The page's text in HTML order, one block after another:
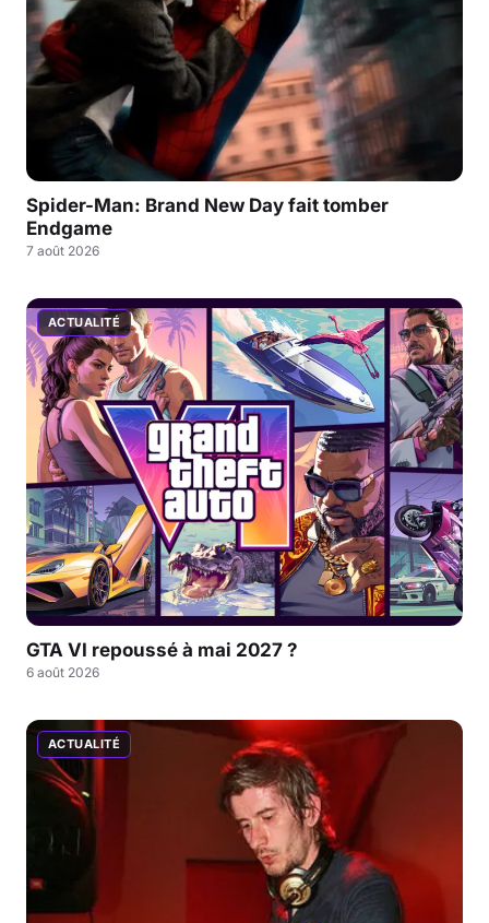
Spider-Man: Brand New Day fait tomber
Endgame
7 août 2026
ACTUALITÉ
GTA VI repoussé à mai 2027 ?
6 août 2026
ACTUALITÉ